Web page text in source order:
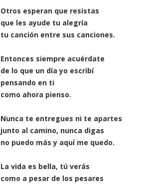
Otros esperan que resistas
que les ayude tu alegría
tu canción entre sus canciones.
Entonces siempre acuérdate
de lo que un día yo escribí
pensando en ti
como ahora pienso.
Nunca te entregues ni te apartes
junto al camino, nunca digas
no puedo más y aquí me quedo.
La vida es bella, tú verás
como a pesar de los pesares